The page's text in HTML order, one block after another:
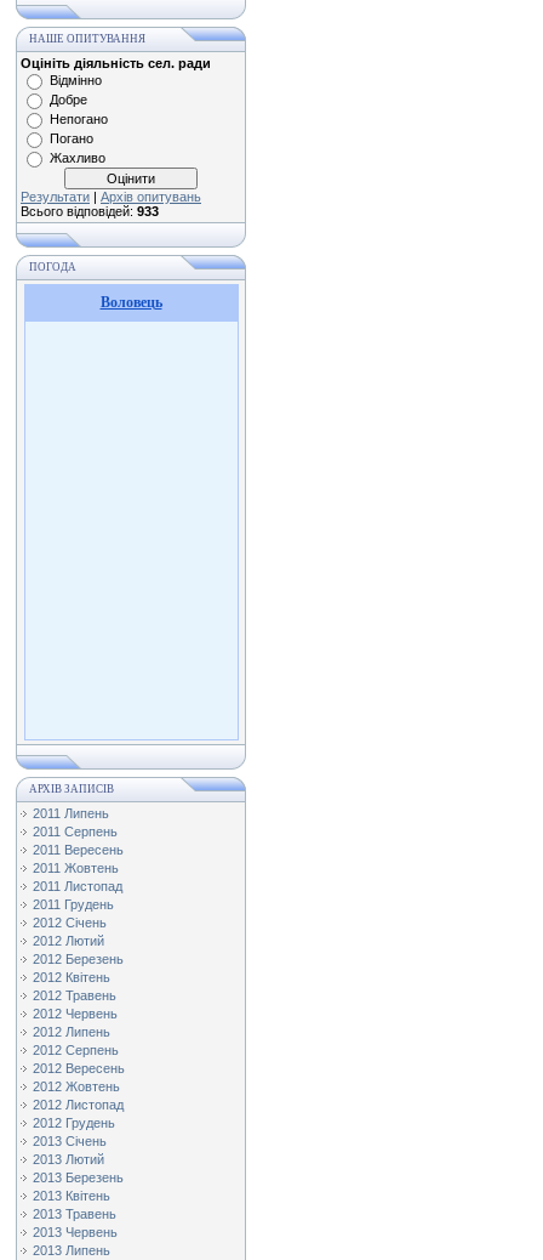
НАШЕ ОПИТУВАННЯ
Оцініть діяльність сел. ради
Відмінно
Добре
Непогано
Погано
Жахливо
Результати | Архів опитувань
Всього відповідей: 933
ПОГОДА
Воловець
АРХІВ ЗАПИСІВ
2011 Липень
2011 Серпень
2011 Вересень
2011 Жовтень
2011 Листопад
2011 Грудень
2012 Січень
2012 Лютий
2012 Березень
2012 Квітень
2012 Травень
2012 Червень
2012 Липень
2012 Серпень
2012 Вересень
2012 Жовтень
2012 Листопад
2012 Грудень
2013 Січень
2013 Лютий
2013 Березень
2013 Квітень
2013 Травень
2013 Червень
2013 Липень